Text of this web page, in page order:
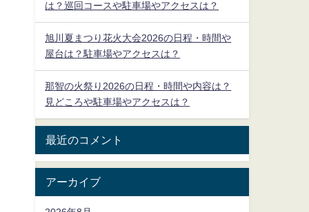
は？巡回コースや駐車場やアクセスは？
旭川夏まつり花火大会2026の日程・時間や
屋台は？駐車場やアクセスは？
那智の火祭り2026の日程・時間や内容は？
見どころや駐車場やアクセスは？
最近のコメント
アーカイブ